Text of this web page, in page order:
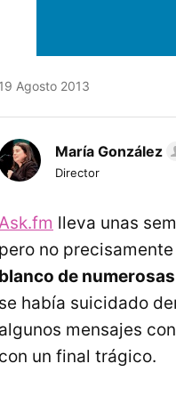
19 Agosto 2013
María González
Director
lleva unas
pero no
blanco de
se había suicidado
algunos mensajes
con un final trágico.